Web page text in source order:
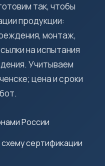
так, чтобы
продукции:
монтаж,
на испытания
Учитываем
цена и сроки
России
сертификации